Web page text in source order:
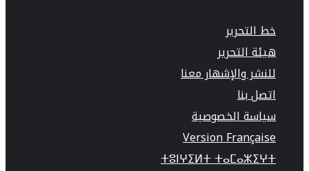
خط التحرير
هيئة التحرير
للنشر والإشهار معنا
اتصل بنا
سياسة الخصوصية
Version Française
ⵜⵓⵏⵖⵉⵍⵜ ⵜⴰⵎⴰⵣⵉⵖⵜ